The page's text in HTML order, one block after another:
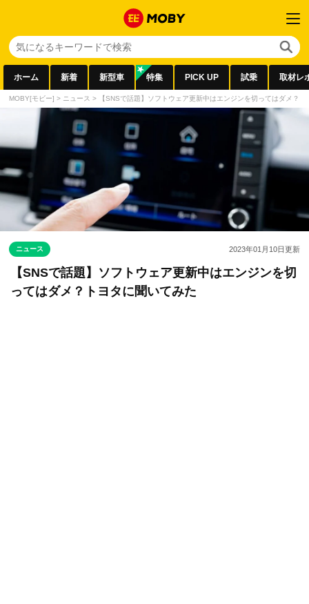
ホーム 新着 新型車 特集 PICK UP 試乗 取材レ
MOBY[モビー] > ニュース > 【SNSで話題】ソフトウェア更新中はエンジンを切ってはダメ？
ニュース 2023年01月10日更新
【SNSで話題】ソフトウェア更新中はエンジンを切
ってはダメ？トヨタに聞いてみた